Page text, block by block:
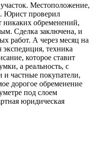
Местоположение,
Юрист проверил
обременений,
Сделка заключена, и
работ. А через месяц на
экспедиция, техника
которое ставит
а реальность, с
и частные покупатели,
дорогое обременение
под слоем
юридическая